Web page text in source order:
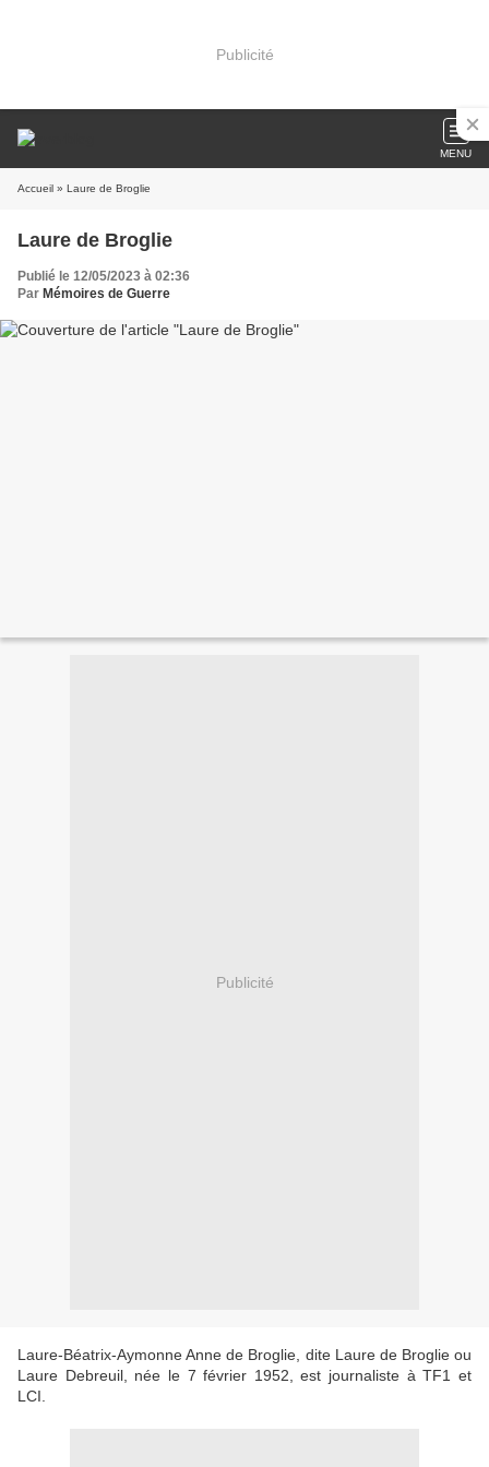
Publicité
MENU
Accueil » Laure de Broglie
Laure de Broglie
Publié le 12/05/2023 à 02:36
Par Mémoires de Guerre
Publicité
Laure-Béatrix-Aymonne Anne de Broglie, dite Laure de Broglie ou
Laure Debreuil, née le 7 février 1952, est journaliste à TF1 et
LCI.